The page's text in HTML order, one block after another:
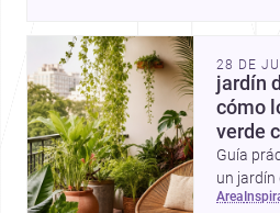
28 DE
jardín
cómo
verde
Guía
un jardín
tropical
area